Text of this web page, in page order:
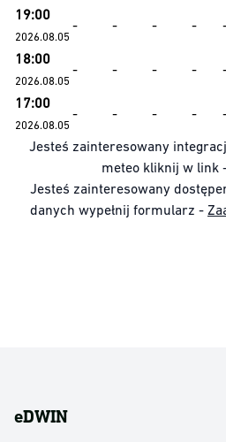
19:00
2026.08.05
- - - -
18:00
2026.08.05
- - - -
17:00
2026.08.05
- - - -
Jesteś zainteresowany
meteo kliknij w link
Jesteś zainteresowany
danych wypełnij formularz -
eDWIN